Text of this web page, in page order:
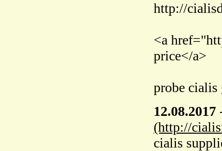
http://
<a
price</a>
probe cialis
12.08.2017
(http://
cialis